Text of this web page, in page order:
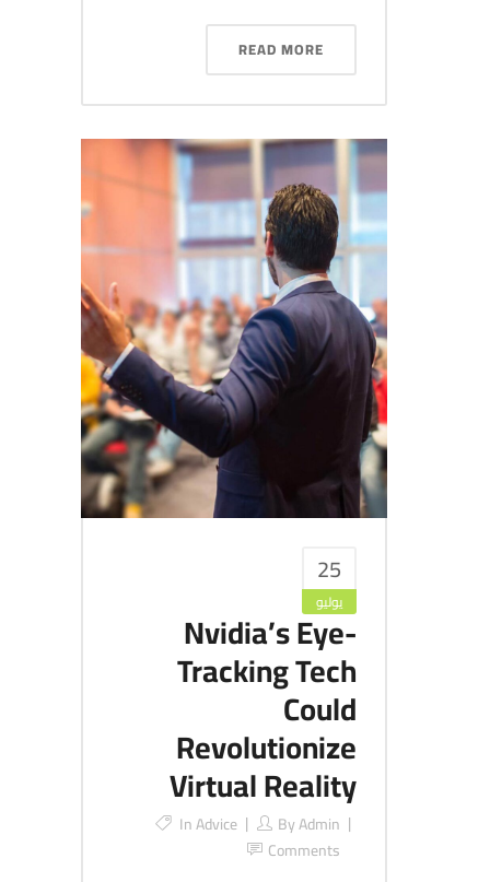
READ MORE
25
يوليو
Nvidia’s Eye-
Tracking Tech
Could
Revolutionize
Virtual Reality
ByAdmin
InAdvice
Comments